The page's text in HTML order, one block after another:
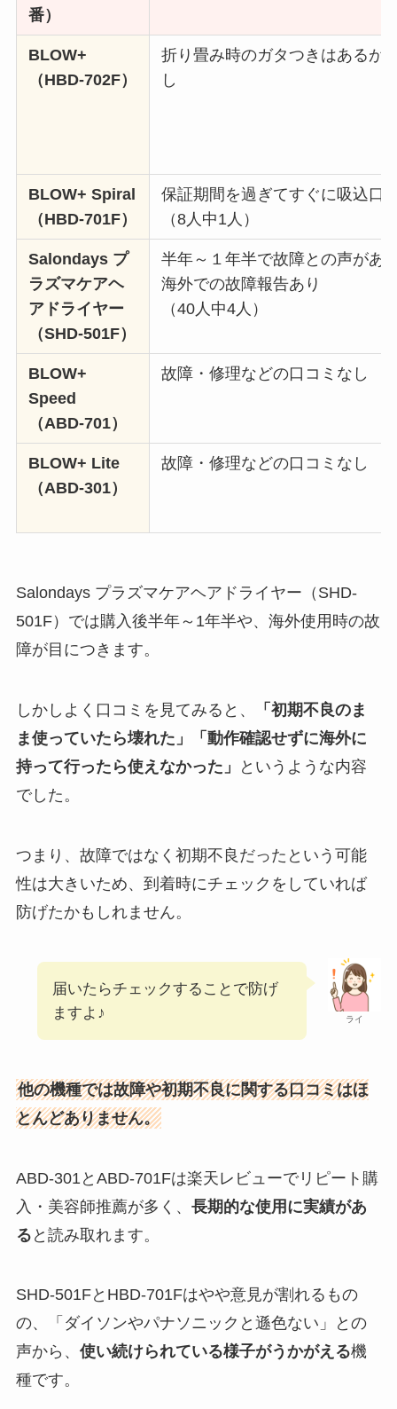
番）
BLOW+
（HBD-702F）
折り畳み時のガタつきはあるが
し
BLOW+ Spiral
（HBD-701F）
保証期間を過ぎてすぐに吸込口
（8人中1人）
Salondays プ
ラズマケアヘ
アドライヤー
（SHD-501F）
半年～１年半で故障との声があ
海外での故障報告あり
（40人中4人）
BLOW+
Speed
（ABD-701）
故障・修理などの口コミなし
BLOW+ Lite
（ABD-301）
故障・修理などの口コミなし
Salondays プラズマケアヘアドライヤー（SHD-
501F）では購入後半年～1年半や、海外使用時の故
障が目につきます。
しかしよく口コミを見てみると、
「初期不良のま
ま使っていたら壊れた」「動作確認せずに海外に
持って行ったら使えなかった」
というような内容
でした。
つまり、故障ではなく初期不良だったという可能
性は大きいため、到着時にチェックをしていれば
防げたかもしれません。
ライ
届いたらチェックすることで防げ
ますよ♪
他の機種では故障や初期不良に関する口コミはほ
とんどありません。
ABD-301とABD-701Fは楽天レビューでリピート購
入・美容師推薦が多く、 長期的な使用に実績があ
る と読み取れます。
SHD-501FとHBD-701Fはやや意見が割れるもの
の、「ダイソンやパナソニックと遜色ない」との
声から、 使い続けられている様子がうかがえる機
種です。